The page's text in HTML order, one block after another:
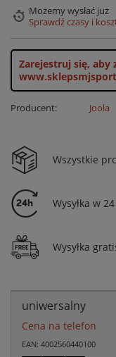
Możemy wysłać już
Sprawdź czasy i
Zarejestruj się, aby
Producent: Joola
Wszystkie
Wysyłka w
Wysyłka
uniwersalny
Cena na telefon
EAN: 4002560440100